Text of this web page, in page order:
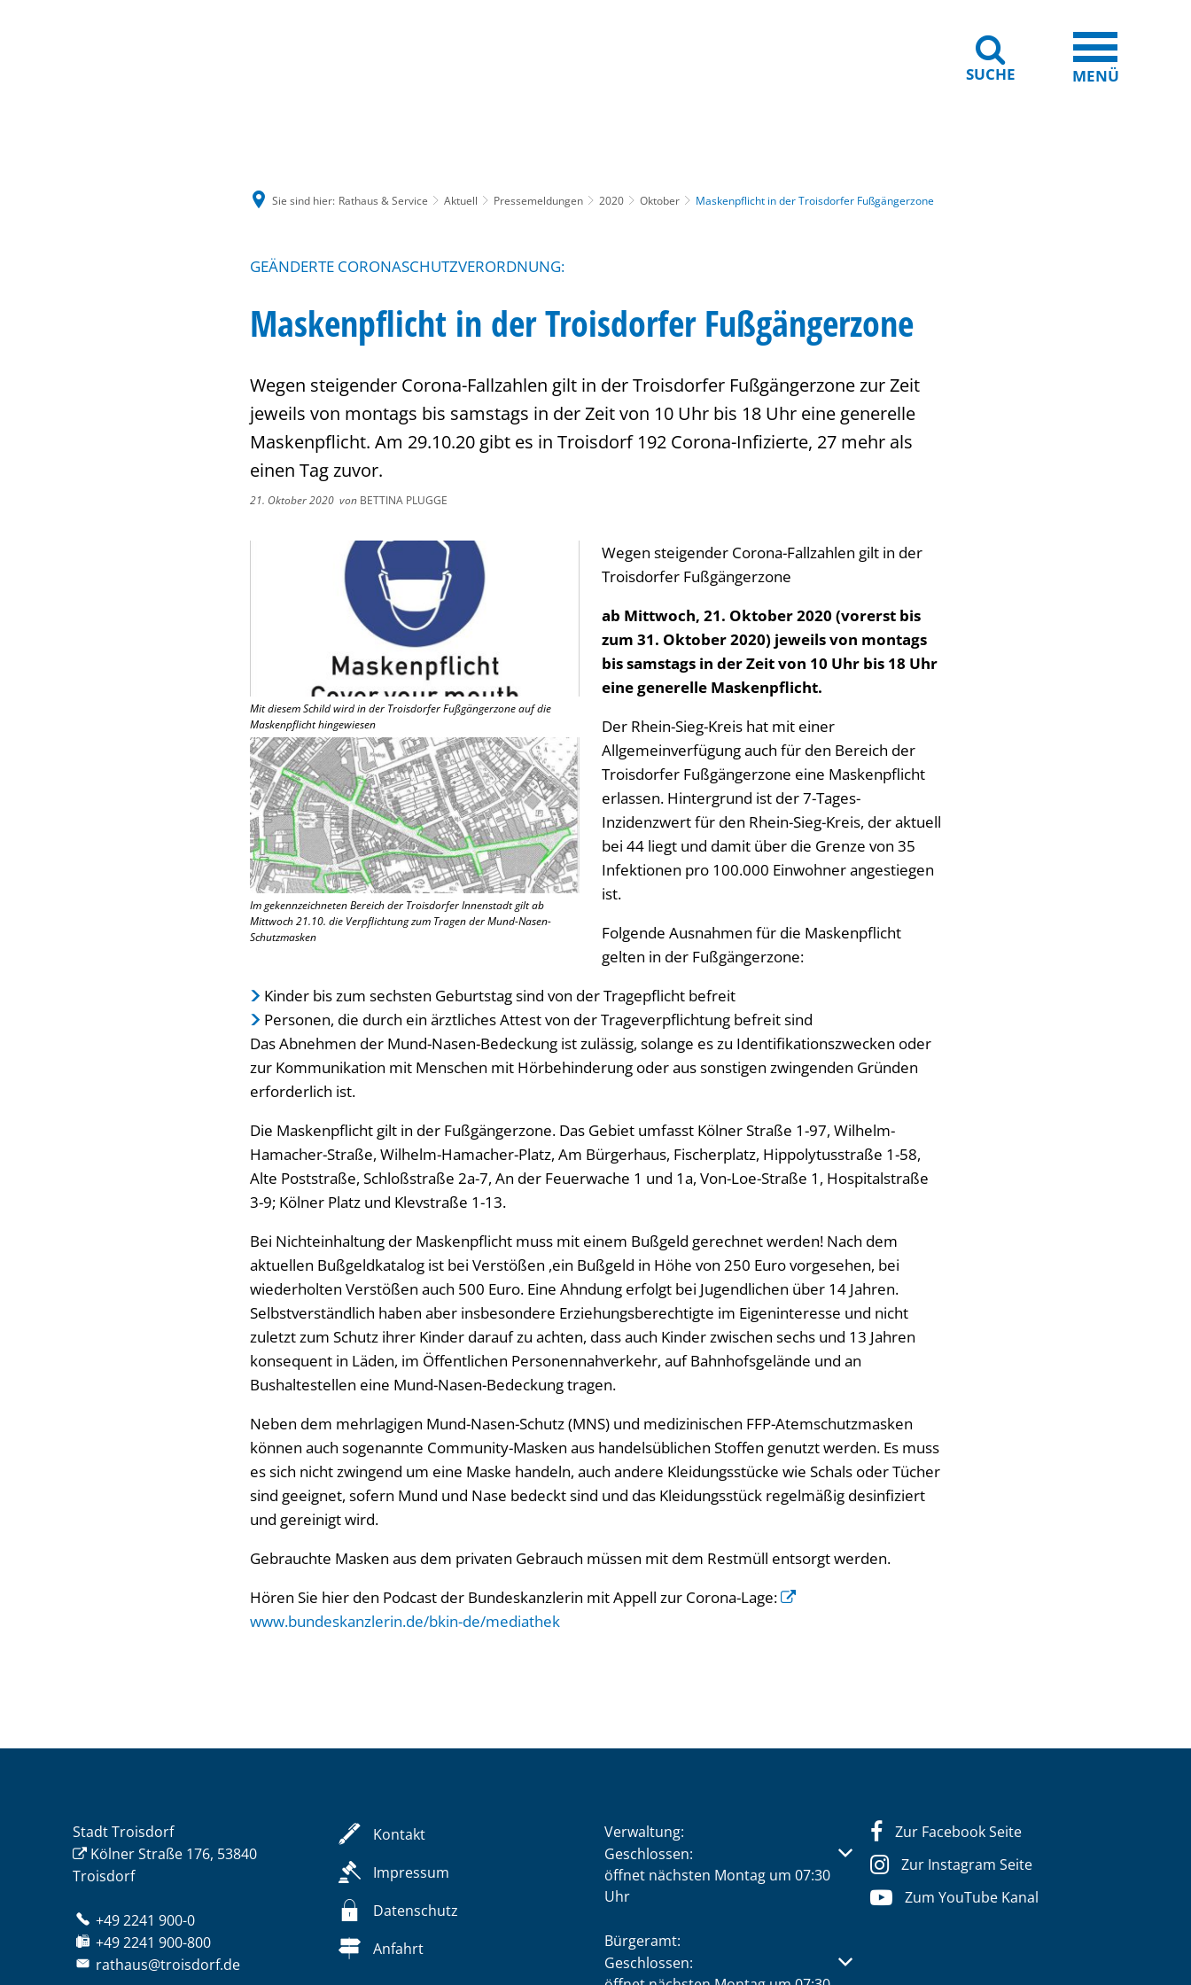
SUCHE MENÜ
Sie sind hier: Rathaus & Service Aktuell Pressemeldungen 2020 Oktober Maskenpflicht in der Troisdorfer Fußgängerzone
GEÄNDERTE CORONASCHUTZVERORDNUNG:
Maskenpflicht in der Troisdorfer Fußgängerzone
Wegen steigender Corona-Fallzahlen gilt in der Troisdorfer Fußgängerzone zur Zeit
jeweils von montags bis samstags in der Zeit von 10 Uhr bis 18 Uhr eine generelle
Maskenpflicht. Am 29.10.20 gibt es in Troisdorf 192 Corona-Infizierte, 27 mehr als
einen Tag zuvor.
21. Oktober 2020 von BETTINA PLUGGE
Mit diesem Schild wird in der Troisdorfer Fußgängerzone auf die
Maskenpflicht hingewiesen
Im gekennzeichneten Bereich der Troisdorfer Innenstadt gilt ab
Mittwoch 21.10. die Verpflichtung zum Tragen der Mund-Nasen-
Schutzmasken
Wegen steigender Corona-Fallzahlen gilt in der
Troisdorfer Fußgängerzone
ab Mittwoch, 21. Oktober 2020 (vorerst bis
zum 31. Oktober 2020) jeweils von montags
bis samstags in der Zeit von 10 Uhr bis 18 Uhr
eine generelle Maskenpflicht.
Der Rhein-Sieg-Kreis hat mit einer
Allgemeinverfügung auch für den Bereich der
Troisdorfer Fußgängerzone eine Maskenpflicht
erlassen. Hintergrund ist der 7-Tages-
Inzidenzwert für den Rhein-Sieg-Kreis, der aktuell
bei 44 liegt und damit über die Grenze von 35
Infektionen pro 100.000 Einwohner angestiegen
ist.
Folgende Ausnahmen für die Maskenpflicht
gelten in der Fußgängerzone:
Kinder bis zum sechsten Geburtstag sind von der Tragepflicht befreit
Personen, die durch ein ärztliches Attest von der Trageverpflichtung befreit sind
Das Abnehmen der Mund-Nasen-Bedeckung ist zulässig, solange es zu Identifikationszwecken oder
zur Kommunikation mit Menschen mit Hörbehinderung oder aus sonstigen zwingenden Gründen
erforderlich ist.
Die Maskenpflicht gilt in der Fußgängerzone. Das Gebiet umfasst Kölner Straße 1-97, Wilhelm-
Hamacher-Straße, Wilhelm-Hamacher-Platz, Am Bürgerhaus, Fischerplatz, Hippolytusstraße 1-58,
Alte Poststraße, Schloßstraße 2a-7, An der Feuerwache 1 und 1a, Von-Loe-Straße 1, Hospitalstraße
3-9; Kölner Platz und Klevstraße 1-13.
Bei Nichteinhaltung der Maskenpflicht muss mit einem Bußgeld gerechnet werden! Nach dem
aktuellen Bußgeldkatalog ist bei Verstößen ,ein Bußgeld in Höhe von 250 Euro vorgesehen, bei
wiederholten Verstößen auch 500 Euro. Eine Ahndung erfolgt bei Jugendlichen über 14 Jahren.
Selbstverständlich haben aber insbesondere Erziehungsberechtigte im Eigeninteresse und nicht
zuletzt zum Schutz ihrer Kinder darauf zu achten, dass auch Kinder zwischen sechs und 13 Jahren
konsequent in Läden, im Öffentlichen Personennahverkehr, auf Bahnhofsgelände und an
Bushaltestellen eine Mund-Nasen-Bedeckung tragen.
Neben dem mehrlagigen Mund-Nasen-Schutz (MNS) und medizinischen FFP-Atemschutzmasken
können auch sogenannte Community-Masken aus handelsüblichen Stoffen genutzt werden. Es muss
es sich nicht zwingend um eine Maske handeln, auch andere Kleidungsstücke wie Schals oder Tücher
sind geeignet, sofern Mund und Nase bedeckt sind und das Kleidungsstück regelmäßig desinfiziert
und gereinigt wird.
Gebrauchte Masken aus dem privaten Gebrauch müssen mit dem Restmüll entsorgt werden.
Hören Sie hier den Podcast der Bundeskanzlerin mit Appell zur Corona-Lage:
www.bundeskanzlerin.de/bkin-de/mediathek
Stadt Troisdorf
Kölner Straße 176, 53840
Troisdorf
+49 2241 900-0
+49 2241 900-800
rathaus@troisdorf.de
Kontakt
Impressum
Datenschutz
Anfahrt
Verwaltung:
Klicken, um weitere Öffnungs- oder Schließzeiten auszublenden
Geschlossen:
öffnet nächsten Montag um 07:30
Uhr
Bürgeramt:
Klicken, um weitere Öffnungs- oder Schließzeiten auszublenden
Geschlossen:
Zur Facebook Seite
Zur Instagram Seite
Zum YouTube Kanal